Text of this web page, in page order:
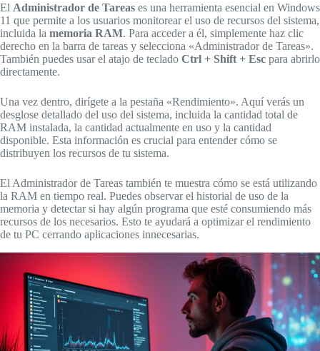
El Administrador de Tareas es una herramienta esencial en Windows
11 que permite a los usuarios monitorear el uso de recursos del sistema,
incluida la memoria RAM. Para acceder a él, simplemente haz clic
derecho en la barra de tareas y selecciona «Administrador de Tareas».
También puedes usar el atajo de teclado Ctrl + Shift + Esc para abrirlo
directamente.
Una vez dentro, dirígete a la pestaña «Rendimiento». Aquí verás un
desglose detallado del uso del sistema, incluida la cantidad total de
RAM instalada, la cantidad actualmente en uso y la cantidad
disponible. Esta información es crucial para entender cómo se
distribuyen los recursos de tu sistema.
El Administrador de Tareas también te muestra cómo se está utilizando
la RAM en tiempo real. Puedes observar el historial de uso de la
memoria y detectar si hay algún programa que esté consumiendo más
recursos de los necesarios. Esto te ayudará a optimizar el rendimiento
de tu PC cerrando aplicaciones innecesarias.